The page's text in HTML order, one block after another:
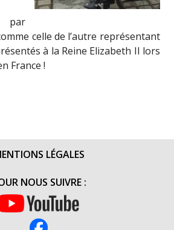
par
celle de l’autre représentant
à la Reine Elizabeth II lors
France !
LÉGALES
NOUS SUIVRE :